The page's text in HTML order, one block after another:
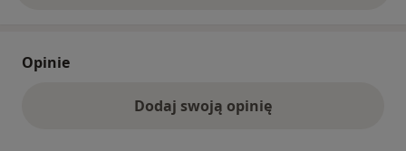
Opinie
Dodaj swoją opinię